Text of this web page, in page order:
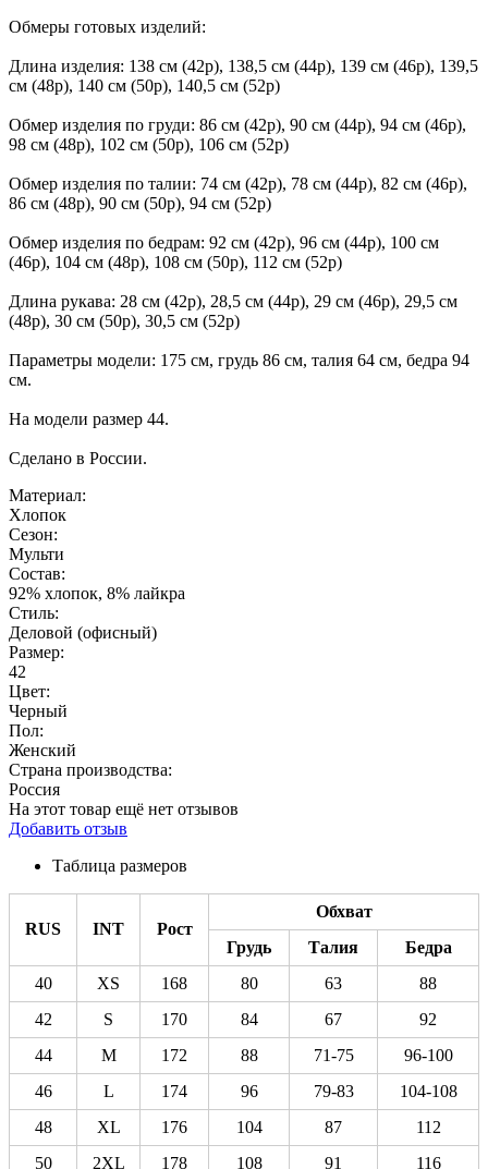
Обмеры готовых изделий:
Длина изделия: 138 см (42р), 138,5 см (44р), 139 см (46р), 139,5
см (48р), 140 см (50р), 140,5 см (52р)
Обмер изделия по груди: 86 см (42р), 90 см (44р), 94 см (46р),
98 см (48р), 102 см (50р), 106 см (52р)
Обмер изделия по талии: 74 см (42р), 78 см (44р), 82 см (46р),
86 см (48р), 90 см (50р), 94 см (52р)
Обмер изделия по бедрам: 92 см (42р), 96 см (44р), 100 см
(46р), 104 см (48р), 108 см (50р), 112 см (52р)
Длина рукава: 28 см (42р), 28,5 см (44р), 29 см (46р), 29,5 см
(48р), 30 см (50р), 30,5 см (52р)
Параметры модели: 175 см, грудь 86 см, талия 64 см, бедра 94
см.
На модели размер 44.
Сделано в России.
Материал:
Хлопок
Сезон:
Мульти
Состав:
92% хлопок, 8% лайкра
Стиль:
Деловой (офисный)
Размер:
42
Цвет:
Черный
Пол:
Женский
Страна производства:
Россия
На этот товар ещё нет отзывов
Добавить отзыв
Таблица размеров
RUS INT Рост
Обхват
Грудь
Талия
Бедра
40
XS 168 80 63
88
42
S 170 84 67
92
44
M 172 88 71-75
96-100
46
L 174 96 79-83
104-108
48
XL 176 104 87
112
50
2XL 178 108 91 116